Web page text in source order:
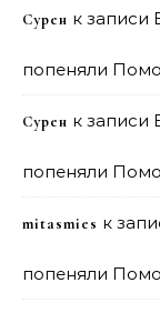
Сурен к записи
попеняли
Сурен к записи
попеняли
mitasmies к
попеняли